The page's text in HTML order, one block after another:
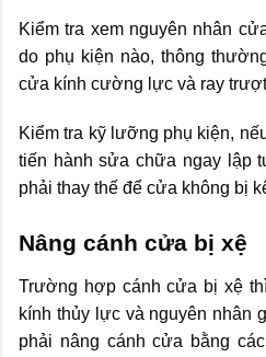
Kiểm tra xem nguyên nhân
do phụ kiện nào, thông
cửa kính cường lực và ray
Kiểm tra kỹ lưỡng phụ kiện,
tiến hành sửa chữa ngay lập
phải thay thế để cửa không bị
Nâng cánh cửa bị xệ
Trường hợp cánh cửa bị xệ
kính thủy lực và nguyên nhân
phải nâng cánh cửa bằng